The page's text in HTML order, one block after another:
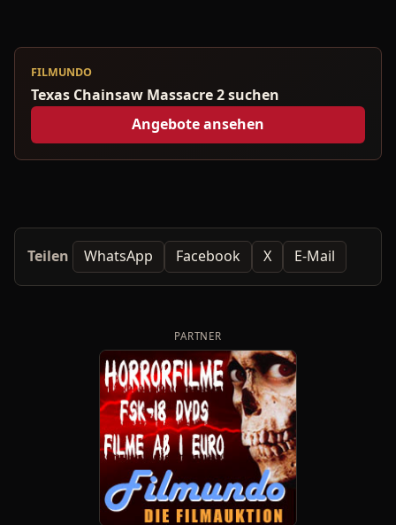
FILMUNDO
Texas Chainsaw Massacre 2 suchen
Angebote ansehen
Teilen WhatsApp Facebook X E-Mail
PARTNER